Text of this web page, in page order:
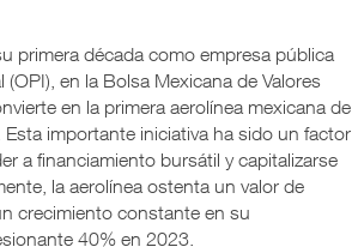
primera década como empresa pública
en la Bolsa Mexicana de Valores
en la primera aerolínea mexicana de
importante iniciativa ha sido un factor
a financiamiento bursátil y capitalizarse
la aerolínea ostenta un valor de
crecimiento constante en su
40% en 2023.